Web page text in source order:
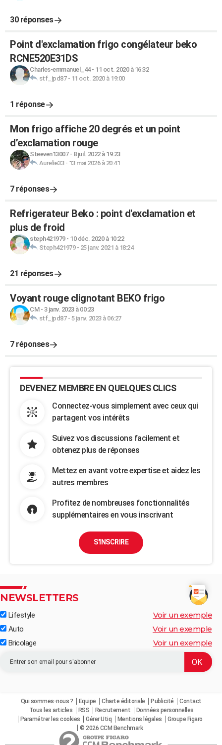
30 réponses
Point d'exclamation frigo congélateur beko
RCNE520E31DS
Charles-emmanuel_44- 11 oct. 2020 à 16:32
stf_jpd87- 11 oct. 2020 à 19:00
1 réponse
Mon frigo affiche 20 degrés et un point
d’exclamation rouge
Steeven13007- 8 juil. 2022 à 19:23
Aurelie33- 13 mai 2026 à 20:41
7 réponses
Refrigerateur Beko : point d'exclamation et
plus de froid
steph421979- 10 déc. 2020 à 10:22
Steph421979- 25 janv. 2021 à 18:24
21 réponses
Voyant rouge clignotant BEKO frigo
CM- 3 janv. 2023 à 00:23
stf_jpd87- 5 janv. 2023 à 06:27
7 réponses
DEVENEZ MEMBRE EN QUELQUES CLICS
Connectez-vous simplement avec ceux qui
partagent vos intérêts
Suivez vos discussions facilement et
obtenez plus de réponses
Mettez en avant votre expertise et aidez les
autres membres
Profitez de nombreuses fonctionnalités
supplémentaires en vous inscrivant
S'INSCRIRE
NEWSLETTERS
Lifestyle Voir un exemple
Auto Voir un exemple
Bricolage Voir un exemple
Qui sommes-nous ? Equipe Charte éditoriale Publicité
Contact
Tous les articles
RSS Recrutement
Données personnelles
Paramétrer les cookies
Gérer Utiq Mentions légales
Groupe Figaro
© 2026 CCM Benchmark